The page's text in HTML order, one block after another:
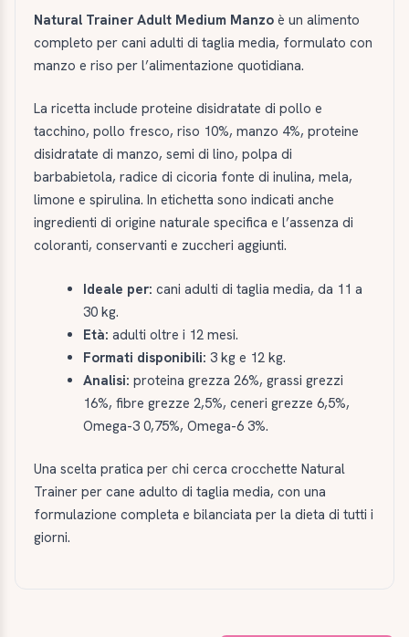
Natural Trainer Adult Medium Manzo è un alimento
completo per cani adulti di taglia media, formulato con
manzo e riso per l’alimentazione quotidiana.
La ricetta include proteine disidratate di pollo e
tacchino, pollo fresco, riso 10%, manzo 4%, proteine
disidratate di manzo, semi di lino, polpa di
barbabietola, radice di cicoria fonte di inulina, mela,
limone e spirulina. In etichetta sono indicati anche
ingredienti di origine naturale specifica e l’assenza di
coloranti, conservanti e zuccheri aggiunti.
Ideale per: cani adulti di taglia media, da 11 a
30 kg.
Età: adulti oltre i 12 mesi.
Formati disponibili: 3 kg e 12 kg.
Analisi: proteina grezza 26%, grassi grezzi
16%, fibre grezze 2,5%, ceneri grezze 6,5%,
Omega-3 0,75%, Omega-6 3%.
Una scelta pratica per chi cerca crocchette Natural
Trainer per cane adulto di taglia media, con una
formulazione completa e bilanciata per la dieta di tutti i
giorni.